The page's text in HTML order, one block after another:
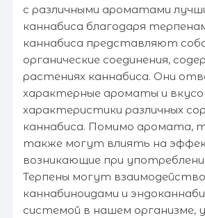
с различными ароматами
каннабиса благодаря
каннабиса представляют
органические соединения,
растениях каннабиса. Они
характерные ароматы и
характеристики различных
каннабиса. Помимо аромата,
также могут влиять на
возникающие при
Терпены могут
каннабиноидами и
системой в нашем организме,